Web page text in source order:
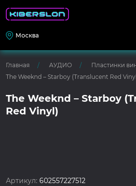
Москва
Главная АУДИО
Пластинки
The Weeknd – Starboy (Translucent Red
The Weeknd – Starboy
Red Vinyl)
Артикул:602557227512